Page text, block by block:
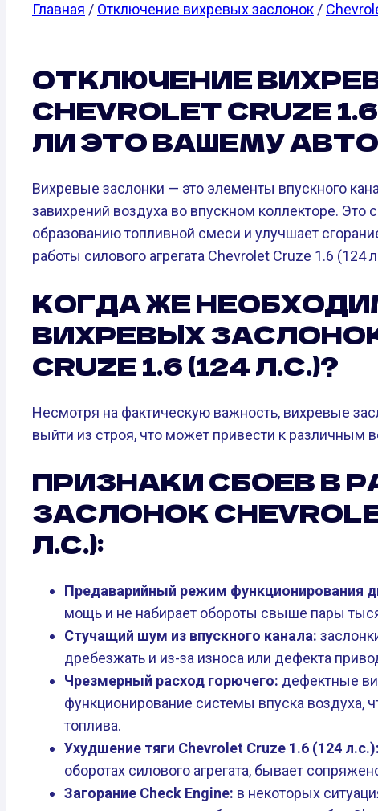
Главная / Отключение вихревых заслонок /
ОТКЛЮЧЕНИЕ
CHEVROLET CRUZE
ЛИ ЭТО ВАШЕМУ
Вихревые заслонки — это элементы впускного
завихрений воздуха во впускном коллекторе. Это
образованию топливной смеси и улучшает
работы силового агрегата Chevrolet Cruze 1.6 (124
КОГДА ЖЕ
ВИХРЕВЫХ ЗАСЛОНОК
CRUZE 1.6 (124 Л.С.)?
Несмотря на фактическую важность, вихревые
выйти из строя, что может привести к различным
ПРИЗНАКИ СБОЕВ В
ЗАСЛОНОК
Л.С.):
Предаварийный режим функционирования
мощь и не набирает обороты свыше пары
Стучащий шум из впускного канала:
дребезжать и из-за износа или дефекта
Чрезмерный расход горючего: дефектные
функционирование системы впуска воздуха,
топлива.
Ухудшение тяги Chevrolet Cruze 1.6 (124 л.с.):
оборотах силового агрегата, бывает
Загорание Check Engine: в некоторых